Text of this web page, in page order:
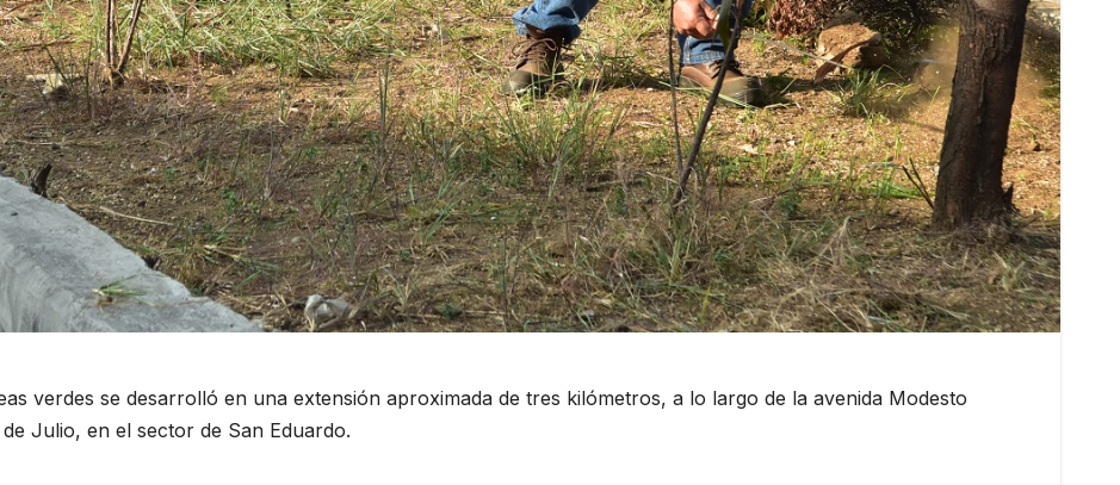
verdes se desarrolló en una extensión aproximada de tres kilómetros, a lo largo de la avenida Modesto
Julio, en el sector de San Eduardo.